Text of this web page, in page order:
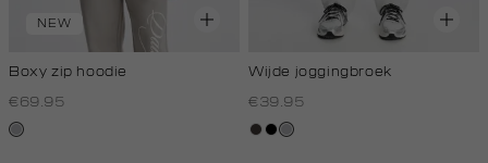
NEW
Boxy zip hoodie
€69.95
lichtgrijs
Wijde joggingbroek
€39.95
choco
zwart
grijs,